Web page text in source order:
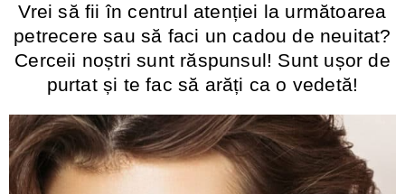
Vrei să fii în centrul atenției la următoarea
petrecere sau să faci un cadou de neuitat?
Cerceii noștri sunt răspunsul! Sunt ușor de
purtat și te fac să arăți ca o vedetă!